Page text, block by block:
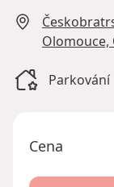
Parkování
Cena